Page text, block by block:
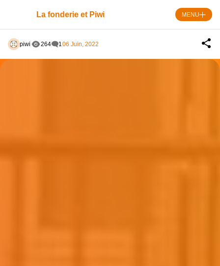
La fonderie et Piwi MENU
piwi 264 1 06 Juin, 2022